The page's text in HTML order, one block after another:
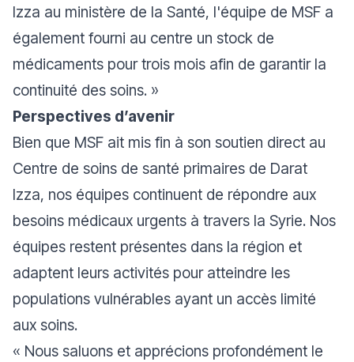
Izza au ministère de la Santé, l'équipe de MSF a
également fourni au centre un stock de
médicaments pour trois mois afin de garantir la
continuité des soins. »
Perspectives d’avenir
Bien que MSF ait mis fin à son soutien direct au
Centre de soins de santé primaires de Darat
Izza, nos équipes continuent de répondre aux
besoins médicaux urgents à travers la Syrie. Nos
équipes restent présentes dans la région et
adaptent leurs activités pour atteindre les
populations vulnérables ayant un accès limité
aux soins.
« Nous saluons et apprécions profondément le